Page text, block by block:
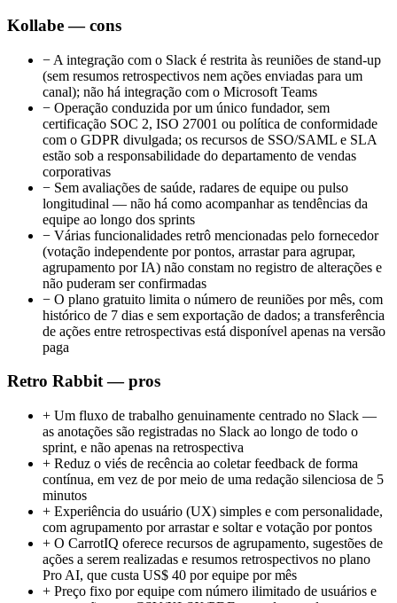
Kollabe — cons
− A integração com o Slack é restrita às reuniões de stand-up
(sem resumos retrospectivos nem ações enviadas para um
canal); não há integração com o Microsoft Teams
− Operação conduzida por um único fundador, sem
certificação SOC 2, ISO 27001 ou política de conformidade
com o GDPR divulgada; os recursos de SSO/SAML e SLA
estão sob a responsabilidade do departamento de vendas
corporativas
− Sem avaliações de saúde, radares de equipe ou pulso
longitudinal — não há como acompanhar as tendências da
equipe ao longo dos sprints
− Várias funcionalidades retrô mencionadas pelo fornecedor
(votação independente por pontos, arrastar para agrupar,
agrupamento por IA) não constam no registro de alterações e
não puderam ser confirmadas
− O plano gratuito limita o número de reuniões por mês, com
histórico de 7 dias e sem exportação de dados; a transferência
de ações entre retrospectivas está disponível apenas na versão
paga
Retro Rabbit — pros
+ Um fluxo de trabalho genuinamente centrado no Slack —
as anotações são registradas no Slack ao longo de todo o
sprint, e não apenas na retrospectiva
+ Reduz o viés de recência ao coletar feedback de forma
contínua, em vez de por meio de uma redação silenciosa de 5
minutos
+ Experiência do usuário (UX) simples e com personalidade,
com agrupamento por arrastar e soltar e votação por pontos
+ O CarrotIQ oferece recursos de agrupamento, sugestões de
ações a serem realizadas e resumos retrospectivos no plano
Pro AI, que custa US$ 40 por equipe por mês
+ Preço fixo por equipe com número ilimitado de usuários e